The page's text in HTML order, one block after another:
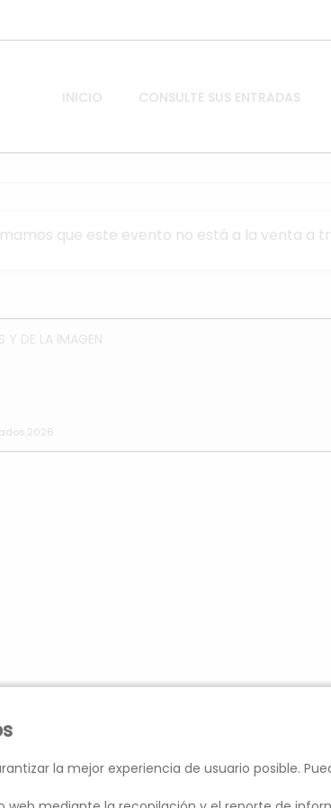
INICIO CONSULTE SUS ENTRADAS
que este evento no está a la venta a
Y DE LA IMAGEN
la mejor experiencia de usuario posible.